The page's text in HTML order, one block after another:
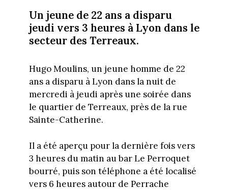
Un jeune de 22 ans a disparu
jeudi vers 3 heures à Lyon dans le
secteur des Terreaux.
Hugo Moulins, un jeune homme de 22
ans a disparu à Lyon dans la nuit de
mercredi à jeudi après une soirée dans
le quartier de Terreaux, près de la rue
Sainte-Catherine.
Il a été aperçu pour la dernière fois vers
3 heures du matin au bar Le Perroquet
bourré, puis son téléphone a été localisé
vers 6 heures autour de Perrache